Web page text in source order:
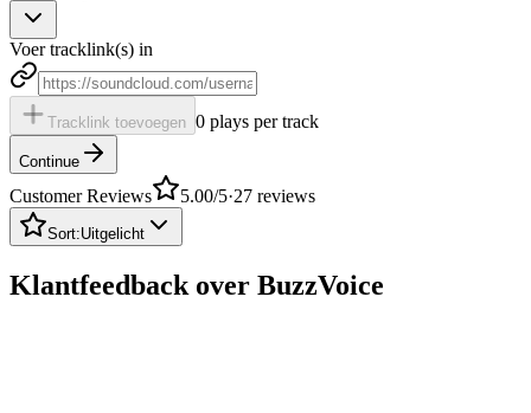
Voer tracklink(s) in
Tracklink toevoegen 0 plays per track
Continue
Customer Reviews 5.00/5·27 reviews
Sort:Uitgelicht
Klantfeedback over BuzzVoice